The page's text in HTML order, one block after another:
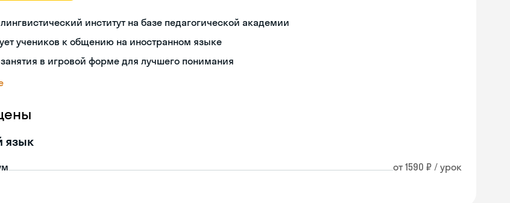
институт на базе педагогической академии
учеников к общению на иностранном языке
в игровой форме для лучшего понимания
язык
от 1590 ₽ / урок